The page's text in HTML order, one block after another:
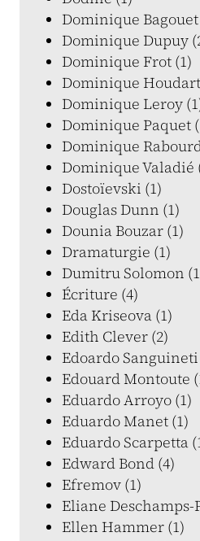
Dominique Bagouet
Dominique Dupuy
Dominique Frot (1)
Dominique
Dominique Leroy
Dominique Paquet
Dominique
Dominique Valadié
Dostoïevski (1)
Douglas Dunn (1)
Dounia Bouzar (1)
Dramaturgie (1)
Dumitru Solomon
Écriture (4)
Eda Kriseova (1)
Edith Clever (2)
Edoardo Sanguineti
Edouard Montoute
Eduardo Arroyo (1)
Eduardo Manet (1)
Eduardo Scarpetta
Edward Bond (4)
Efremov (1)
Eliane Deschamps-
Ellen Hammer (1)